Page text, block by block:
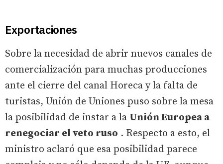
Exportaciones
Sobre la necesidad de abrir nuevos canales de
comercialización para muchas producciones
ante el cierre del canal Horeca y la falta de
turistas, Unión de Uniones puso sobre la mesa
la posibilidad de instar a la Unión Europea a
renegociar el veto ruso . Respecto a esto, el
ministro aclaró que esa posibilidad parece